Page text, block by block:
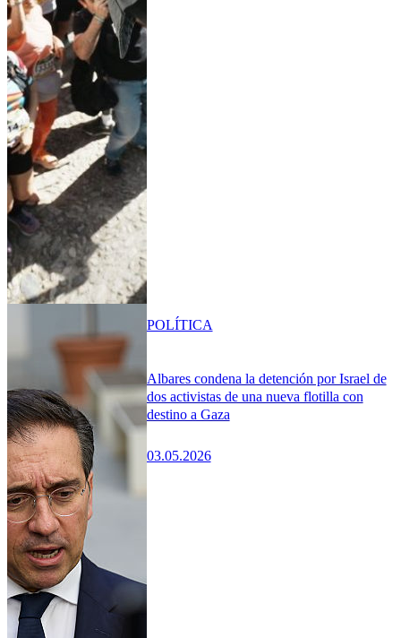
Albares condena la detención por Israel de
dos activistas de una nueva flotilla con
destino a Gaza
03.05.2026
POLÍTICA